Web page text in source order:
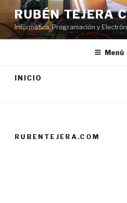
contenido
RUBÉN TEJERA
Informática, Programación y
Menú
INICIO
RUBENTEJERA.COM